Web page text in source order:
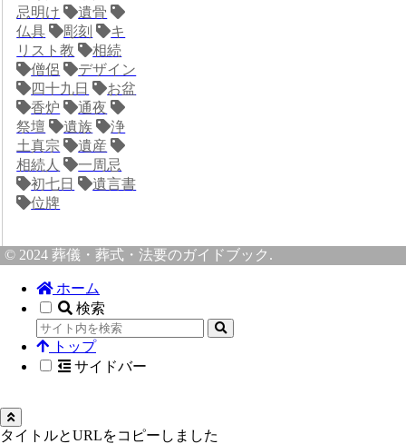
忌明け
遺骨
仏具
彫刻
キ
リスト教
相続
僧侶
デザイン
四十九日
お盆
香炉
通夜
祭壇
遺族
浄
土真宗
遺産
相続人
一周忌
初七日
遺言書
位牌
© 2024 葬儀・葬式・法要のガイドブック.
ホーム
検索
トップ
サイドバー
タイトルとURLをコピーしました